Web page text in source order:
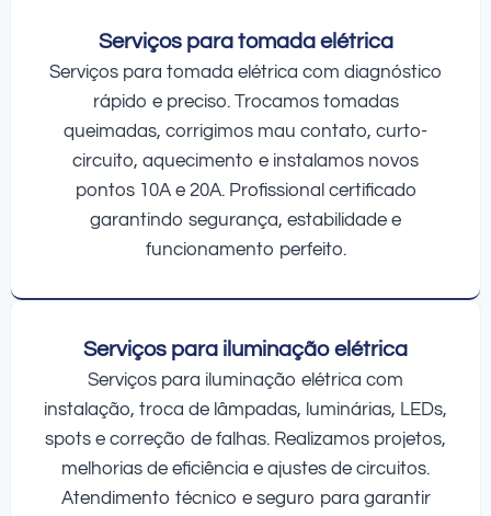
Serviços para tomada elétrica
Serviços para tomada elétrica com diagnóstico
rápido e preciso. Trocamos tomadas
queimadas, corrigimos mau contato, curto-
circuito, aquecimento e instalamos novos
pontos 10A e 20A. Profissional certificado
garantindo segurança, estabilidade e
funcionamento perfeito.
Serviços para iluminação elétrica
Serviços para iluminação elétrica com
instalação, troca de lâmpadas, luminárias, LEDs,
spots e correção de falhas. Realizamos projetos,
melhorias de eficiência e ajustes de circuitos.
Atendimento técnico e seguro para garantir